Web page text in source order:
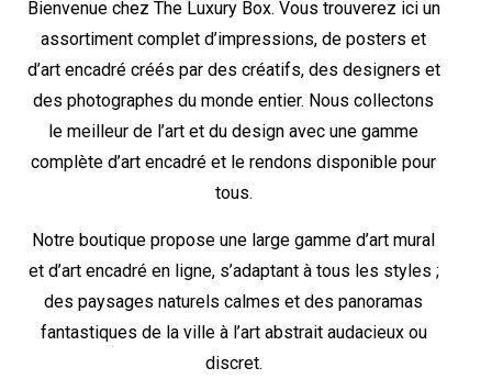
Bienvenue chez The Luxury Box. Vous trouverez ici un
assortiment complet d’impressions, de posters et
d’art encadré créés par des créatifs, des designers et
des photographes du monde entier. Nous collectons
le meilleur de l’art et du design avec une gamme
complète d’art encadré et le rendons disponible pour
tous.
Notre boutique propose une large gamme d’art mural
et d’art encadré en ligne, s’adaptant à tous les styles ;
des paysages naturels calmes et des panoramas
fantastiques de la ville à l’art abstrait audacieux ou
discret.